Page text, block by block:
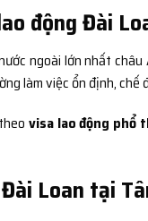
động Đài
ngoài lớn nhất châu
làm việc ổn định, chế
visa lao động phổ
Loan tại